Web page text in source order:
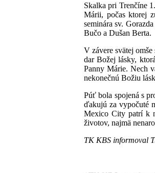
Skalka pri Trenčíne
Márii, počas ktorej
seminára sv.
Bučo a Dušan Berta.
V závere svätej
dar Božej lásky,
Panny Márie. Nech
nekonečnú Božiu
Púť bola spojená s
ďakujú za vypočuté
Mexico City patrí k
životov, najmä
TK KBS informoval